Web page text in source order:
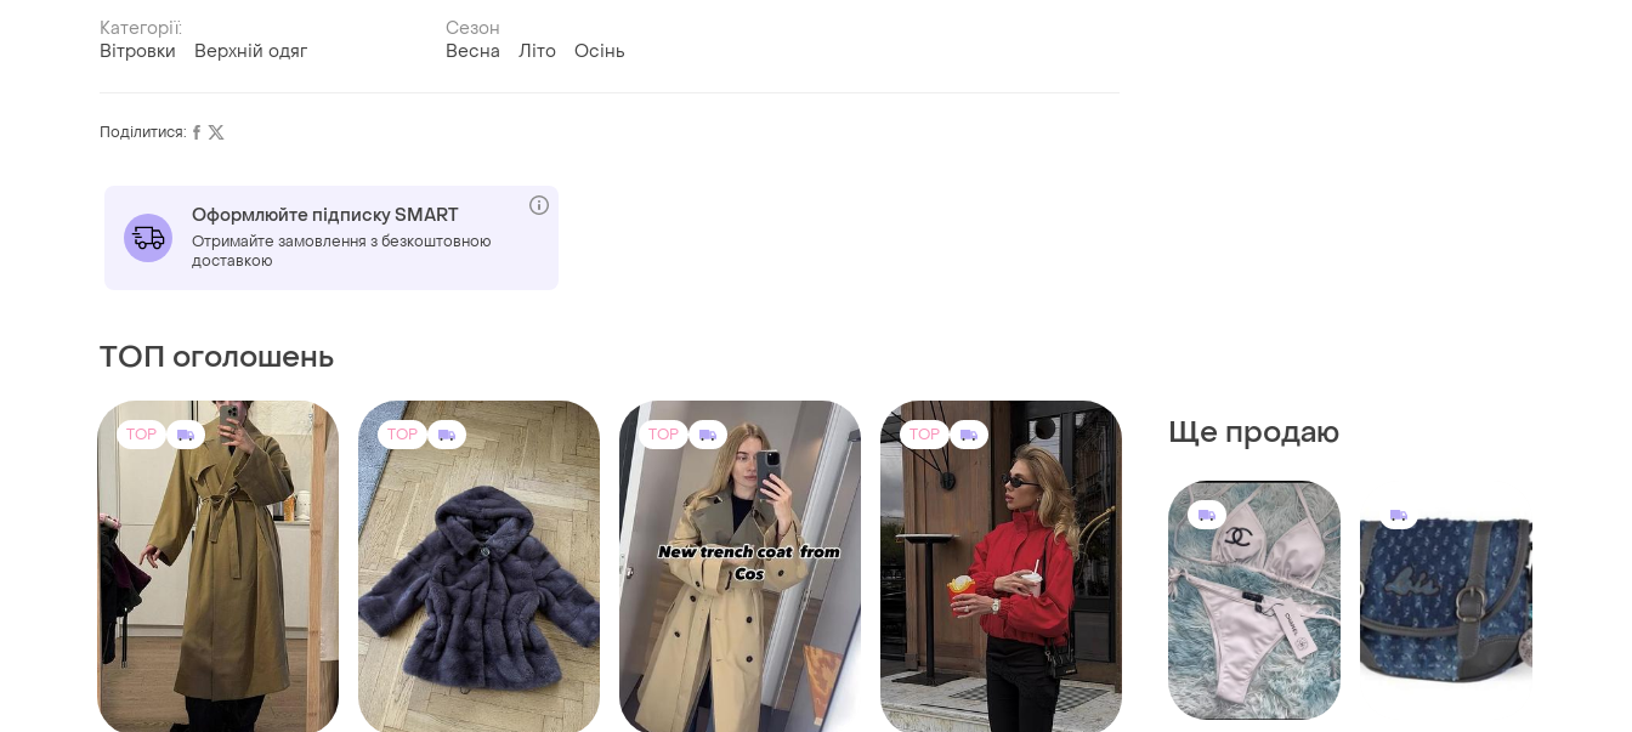
Категорії:
Вітровки
Верхній одяг
Сезон
Весна
Літо Осінь
Ще продаю
Поділитися:
Оформлюйте підписку SMART
Отримайте замовлення з безкоштовною
доставкою
ТОП оголошень
TOP TOP TOP TOP